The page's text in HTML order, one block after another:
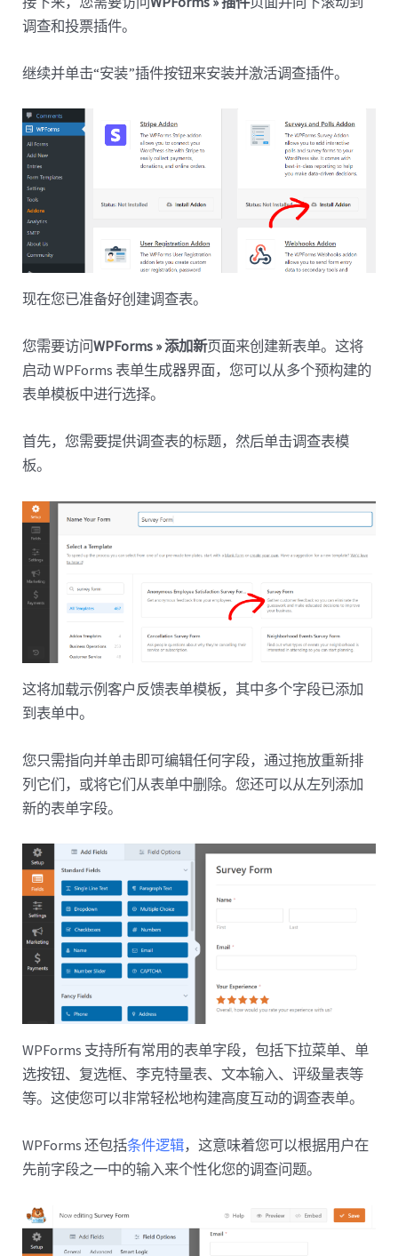
调查和投票插件。
继续并单击“安装”插件按钮来安装并激活调查插件。
现在您已准备好创建调查表。
您需要访问WPForms » 添加新页面来创建新表单。这将
启动 WPForms 表单生成器界面，您可以从多个预构建的
表单模板中进行选择。
首先，您需要提供调查表的标题，然后单击调查表模
板。
这将加载示例客户反馈表单模板，其中多个字段已添加
到表单中。
您只需指向并单击即可编辑任何字段，通过拖放重新排
列它们，或将它们从表单中删除。您还可以从左列添加
新的表单字段。
WPForms 支持所有常用的表单字段，包括下拉菜单、单
选按钮、复选框、李克特量表、文本输入、评级量表等
等。这使您可以非常轻松地构建高度互动的调查表单。
WPForms 还包括条件逻辑，这意味着您可以根据用户在
先前字段之一中的输入来个性化您的调查问题。